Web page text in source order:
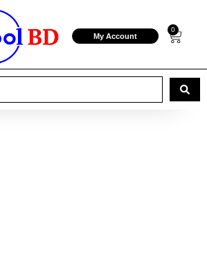
My Account
0